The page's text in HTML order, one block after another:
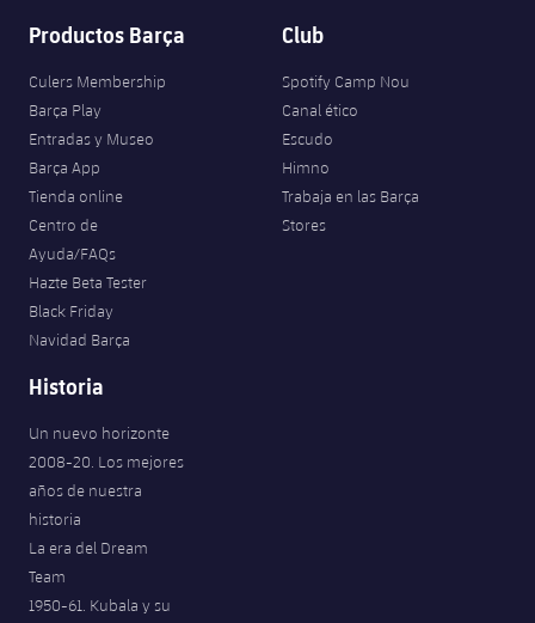
Productos Barça
Culers Membership
Barça Play
Entradas y Museo
Barça App
Tienda online
Centro de
Ayuda/FAQs
Hazte Beta Tester
Black Friday
Navidad Barça
Club
Spotify Camp Nou
Canal ético
Escudo
Himno
Trabaja en las Barça
Stores
Historia
Un nuevo horizonte
2008-20. Los mejores
años de nuestra
historia
La era del Dream
Team
1950-61. Kubala y su